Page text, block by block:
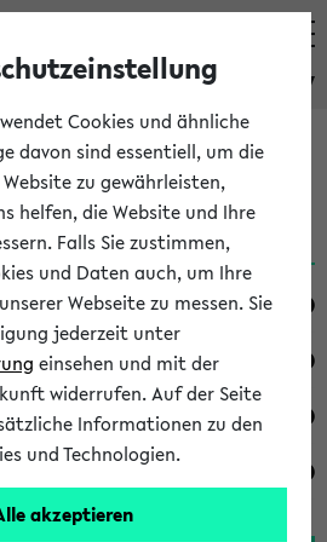
eKVV
eKVV
Cookies und ähnliche
davon sind essentiell, um die
zu gewährleisten,
helfen, die Website und Ihre
Falls Sie zustimmen,
und Daten auch, um Ihre
Webseite zu messen. Sie
jederzeit unter
einsehen und mit der
widerrufen. Auf der Seite
Informationen zu den
und Technologien.
akzeptieren